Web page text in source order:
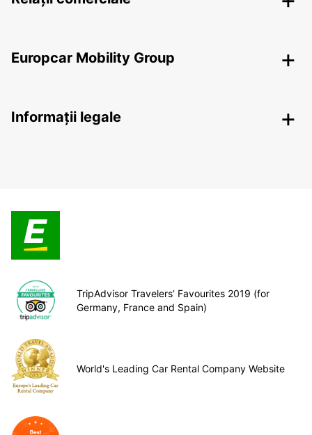
Europcar Mobility Group
Informații legale
TripAdvisor Travelers’ Favourites 2019 (for
Germany, France and Spain)
World's Leading Car Rental Company Website